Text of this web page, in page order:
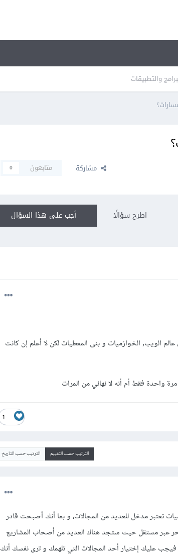
والتطبيقات
مشاركة متابعون 0
أجب على هذا السؤال اطرح سؤالًا
الويب, الخوازميات و بنى المعطيات لكن لا أعلم إن كانت
واحدة فقط أم أنه لا نهائي من المرات
1
الترتيب حسب التقييم الترتيب حسب التاريخ
تعتبر مدخل للعديد من المجالات، و بما أنك أصبحت قادر
عبر مستقل حيث ستجد هناك العديد من أصحاب المشاريع
عليك إختيار أحد المجالات التي تلهمك و ترى نفسك أنك